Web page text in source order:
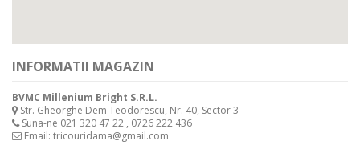
INFORMATII MAGAZIN
BVMC Millenium Bright S.R.L.
Str. Gheorghe Dem Teodorescu, Nr. 40, Sector 3
Suna-ne 021 320 47 22 , 0726 222 436
Email: tricouridama@gmail.com